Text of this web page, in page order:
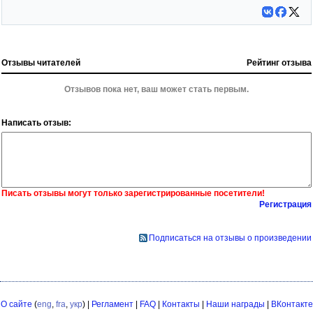
Отзывы читателей Рейтинг отзыва
Отзывов пока нет, ваш может стать первым.
Написать отзыв:
Писать отзывы могут только зарегистрированные посетители!
Регистрация
Подписаться на отзывы о произведении
О сайте (eng fra укр) | Регламент| FAQ| Контакты | Наши награды | ВКонтакте